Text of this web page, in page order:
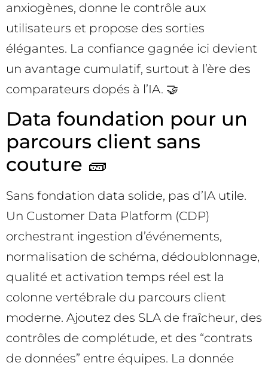
anxiogènes, donne le contrôle aux
utilisateurs et propose des sorties
élégantes. La confiance gagnée ici devient
un avantage cumulatif, surtout à l’ère des
comparateurs dopés à l’IA. 🤝
Data foundation pour un
parcours client sans
couture 🧱
Sans fondation data solide, pas d’IA utile.
Un Customer Data Platform (CDP)
orchestrant ingestion d’événements,
normalisation de schéma, dédoublonnage,
qualité et activation temps réel est la
colonne vertébrale du parcours client
moderne. Ajoutez des SLA de fraîcheur, des
contrôles de complétude, et des “contrats
de données” entre équipes. La donnée